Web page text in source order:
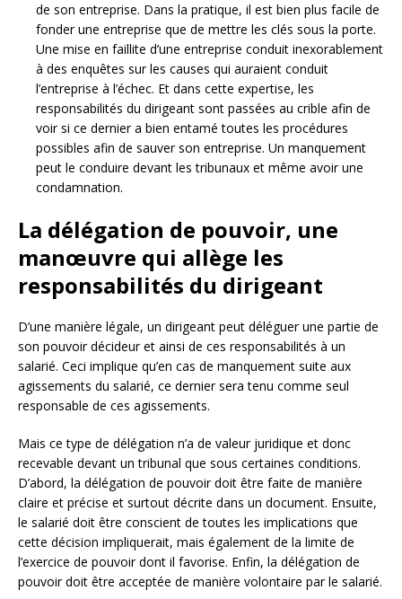
de son entreprise. Dans la pratique, il est bien plus facile de
fonder une entreprise que de mettre les clés sous la porte.
Une mise en faillite d’une entreprise conduit inexorablement
à des enquêtes sur les causes qui auraient conduit
l’entreprise à l’échec. Et dans cette expertise, les
responsabilités du dirigeant sont passées au crible afin de
voir si ce dernier a bien entamé toutes les procédures
possibles afin de sauver son entreprise. Un manquement
peut le conduire devant les tribunaux et même avoir une
condamnation.
La délégation de pouvoir, une
manœuvre qui allège les
responsabilités du dirigeant
D’une manière légale, un dirigeant peut déléguer une partie de
son pouvoir décideur et ainsi de ces responsabilités à un
salarié. Ceci implique qu’en cas de manquement suite aux
agissements du salarié, ce dernier sera tenu comme seul
responsable de ces agissements.
Mais ce type de délégation n’a de valeur juridique et donc
recevable devant un tribunal que sous certaines conditions.
D’abord, la délégation de pouvoir doit être faite de manière
claire et précise et surtout décrite dans un document. Ensuite,
le salarié doit être conscient de toutes les implications que
cette décision impliquerait, mais également de la limite de
l’exercice de pouvoir dont il favorise. Enfin, la délégation de
pouvoir doit être acceptée de manière volontaire par le salarié.